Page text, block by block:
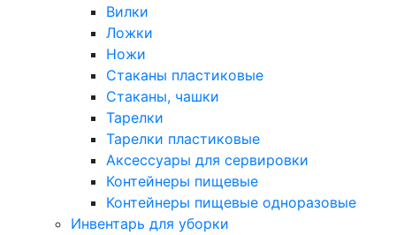
Вилки
Ложки
Ножи
Стаканы пластиковые
Стаканы, чашки
Тарелки
Тарелки пластиковые
Аксессуары для сервировки
Контейнеры пищевые
Контейнеры пищевые одноразовые
Инвентарь для уборки